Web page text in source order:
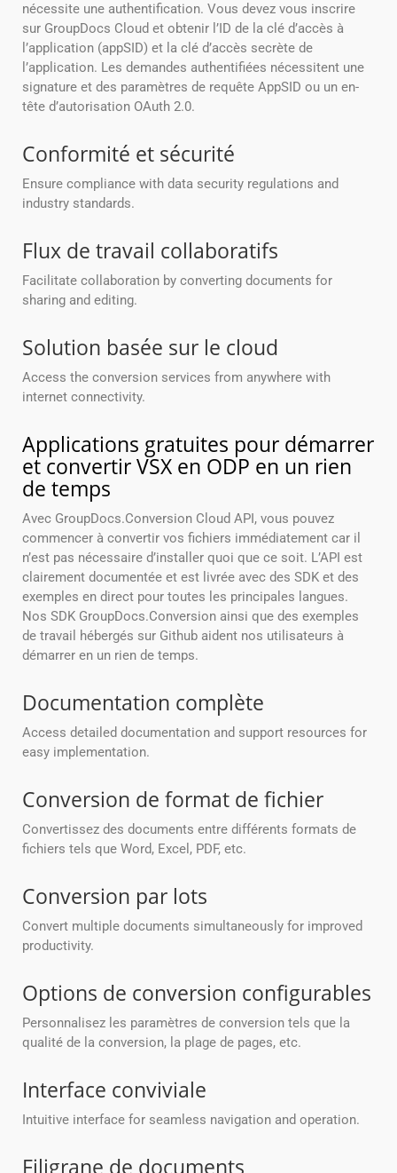
nécessite une authentification. Vous devez vous inscrire
sur GroupDocs Cloud et obtenir l’ID de la clé d’accès à
l’application (appSID) et la clé d’accès secrète de
l’application. Les demandes authentifiées nécessitent une
signature et des paramètres de requête AppSID ou un en-
tête d’autorisation OAuth 2.0.
Conformité et sécurité
Ensure compliance with data security regulations and
industry standards.
Flux de travail collaboratifs
Facilitate collaboration by converting documents for
sharing and editing.
Solution basée sur le cloud
Access the conversion services from anywhere with
internet connectivity.
Applications gratuites pour démarrer
et convertir VSX en ODP en un rien
de temps
Avec GroupDocs.Conversion Cloud API, vous pouvez
commencer à convertir vos fichiers immédiatement car il
n’est pas nécessaire d’installer quoi que ce soit. L’API est
clairement documentée et est livrée avec des SDK et des
exemples en direct pour toutes les principales langues.
Nos SDK GroupDocs.Conversion ainsi que des exemples
de travail hébergés sur Github aident nos utilisateurs à
démarrer en un rien de temps.
Documentation complète
Access detailed documentation and support resources for
easy implementation.
Conversion de format de fichier
Convertissez des documents entre différents formats de
fichiers tels que Word, Excel, PDF, etc.
Conversion par lots
Convert multiple documents simultaneously for improved
productivity.
Options de conversion configurables
Personnalisez les paramètres de conversion tels que la
qualité de la conversion, la plage de pages, etc.
Interface conviviale
Intuitive interface for seamless navigation and operation.
Filigrane de documents